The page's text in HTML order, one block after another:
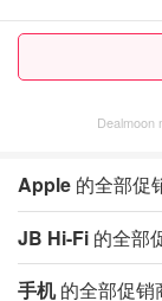
Dealmoon
Apple 的全部促
JB Hi-Fi 的全部
手机的全部促销